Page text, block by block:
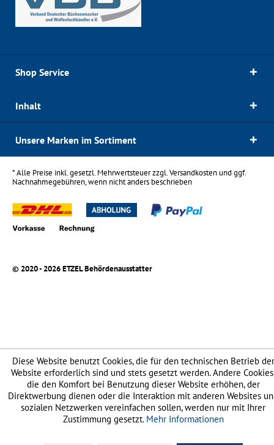
Shop Service
Inhalt
Unsere Marken im Sortiment
* Alle Preise inkl. gesetzl. Mehrwertsteuer zzgl.Versandkostenund ggf.
Nachnahmegebühren, wenn nicht anders beschrieben
© 2020 - 2026 ETZEL Behördenausstatter
Diese Website benutzt Cookies, die für den technischen Betrieb der
Website erforderlich sind und stets gesetzt werden. Andere
die den Komfort bei Benutzung dieser Website erhöhen, der
Direktwerbung dienen oder die Interaktion mit anderen Websites
sozialen Netzwerken vereinfachen sollen, werden nur mit Ihrer
Zustimmung gesetzt. Mehr Informationen